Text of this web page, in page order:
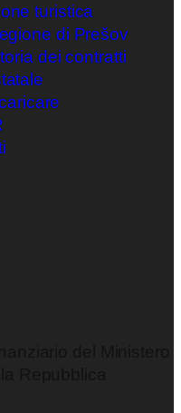
turistica
di Prešov
dei contratti